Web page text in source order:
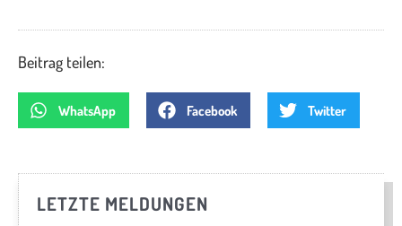
Beitrag teilen:
WhatsApp Facebook Twitter
LETZTE MELDUNGEN